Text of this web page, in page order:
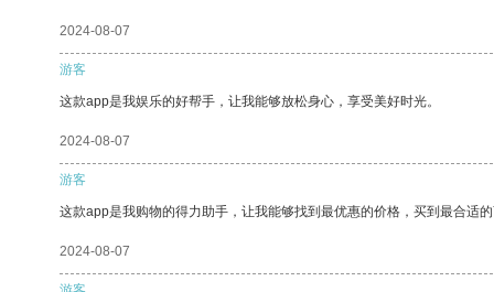
2024-08-07
游客
这款app是我娱乐的好帮手，让我能够放松身心，享受美好时光。
2024-08-07
游客
这款app是我购物的得力助手，让我能够找到最优惠的价格，买到最合适
2024-08-07